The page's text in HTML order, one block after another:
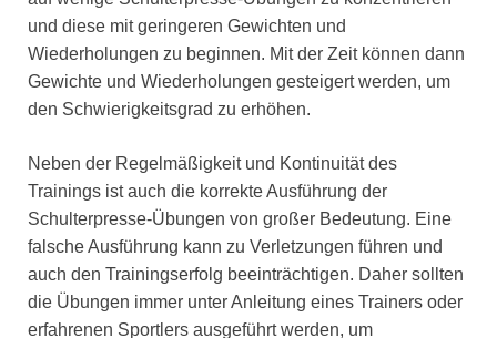
und diese mit geringeren Gewichten und
Wiederholungen zu beginnen. Mit der Zeit können dann
Gewichte und Wiederholungen gesteigert werden, um
den Schwierigkeitsgrad zu erhöhen.
Neben der Regelmäßigkeit und Kontinuität des
Trainings ist auch die korrekte Ausführung der
Schulterpresse-Übungen von großer Bedeutung. Eine
falsche Ausführung kann zu Verletzungen führen und
auch den Trainingserfolg beeinträchtigen. Daher sollten
die Übungen immer unter Anleitung eines Trainers oder
erfahrenen Sportlers ausgeführt werden, um